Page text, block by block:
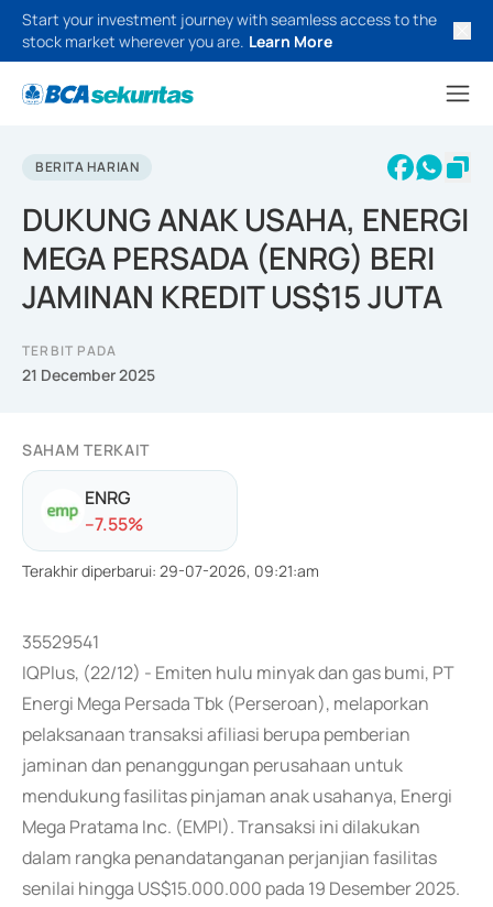
Start your investment journey with seamless access to the
stock market wherever you are. Learn More
BERITA HARIAN
DUKUNG ANAK USAHA, ENERGI
MEGA PERSADA (ENRG) BERI
JAMINAN KREDIT US$15 JUTA
TERBIT PADA
21 December 2025
SAHAM TERKAIT
ENRG
--7.55%
Terakhir diperbarui: 29-07-2026, 09:21:am
35529541
IQPlus, (22/12) - Emiten hulu minyak dan gas bumi, PT
Energi Mega Persada Tbk (Perseroan), melaporkan
pelaksanaan transaksi afiliasi berupa pemberian
jaminan dan penanggungan perusahaan untuk
mendukung fasilitas pinjaman anak usahanya, Energi
Mega Pratama Inc. (EMPI). Transaksi ini dilakukan
dalam rangka penandatanganan perjanjian fasilitas
senilai hingga US$15.000.000 pada 19 Desember 2025.